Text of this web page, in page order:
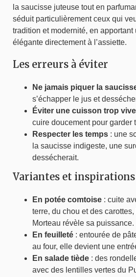
la saucisse juteuse tout en
séduit particulièrement ceux qui
tradition et modernité, en apportant
élégante directement à l’assiette.
Les erreurs à éviter
Ne jamais piquer la
s’échapper le jus et
Éviter une cuisson trop vive
cuire doucement pour garder
Respecter les temps : une
la saucisse indigeste, une
dessécherait.
Variantes et
En potée comtoise : cuite
terre, du chou et des
Morteau révèle sa puissance.
En feuilleté : entourée de
au four, elle devient une
En salade tiède : des
avec des lentilles vertes du